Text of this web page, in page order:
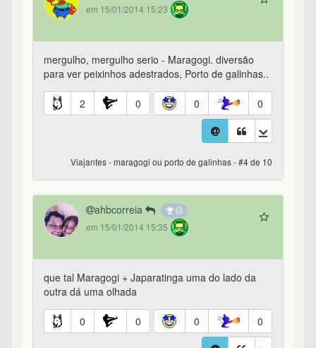
em 15/01/2014 15:23
mergulho, mergulho serio - Maragogi. diversão
para ver peixinhos adestrados, Porto de galinhas..
2 0 0 0
Viajantes - maragogi ou porto de galinhas - #4 de 10
ahbcorreia
em 15/01/2014 15:35
que tal Maragogi + Japaratinga uma do lado da
outra dá uma olhada
0 0 0 0